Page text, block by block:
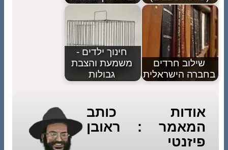
שילוב חרדים
בחברה הישראלית
חינוך ילדים -
משמעת והצבת
גבולות
אודות כותב
המאמר : ראובן
פיזנטי